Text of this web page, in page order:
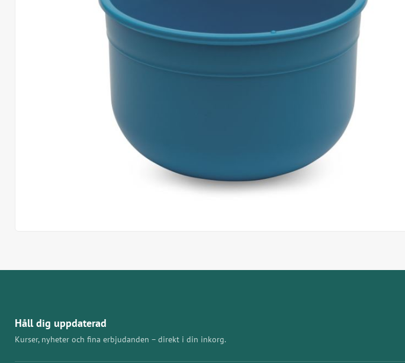
Håll dig uppdaterad
Kurser, nyheter och fina erbjudanden – direkt i din inkorg.